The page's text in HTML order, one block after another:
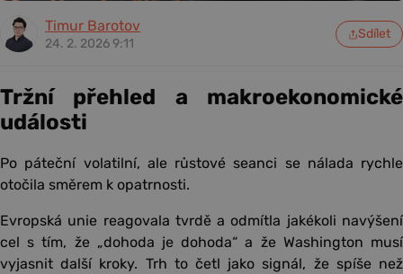
Timur Barotov
24. 2. 2026 9:11
Sdílet
Tržní přehled a makroekonomické
události
Po páteční volatilní, ale růstové seanci se nálada rychle
otočila směrem k opatrnosti.
Evropská unie reagovala tvrdě a odmítla jakékoli navýšení
cel s tím, že „dohoda je dohoda“ a že Washington musí
vyjasnit další kroky. Trh to četl jako signál, že spíše než